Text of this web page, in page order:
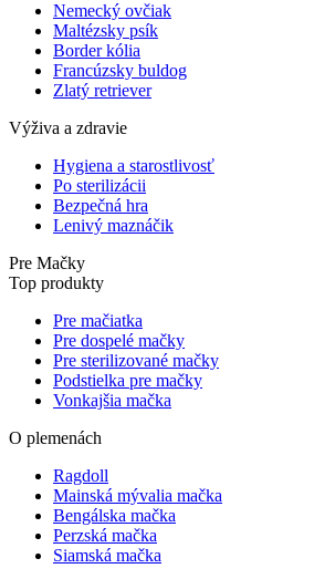
Nemecký ovčiak
Maltézsky psík
Border kólia
Francúzsky buldog
Zlatý retriever
Výživa a zdravie
Hygiena a starostlivosť
Po sterilizácii
Bezpečná hra
Lenivý maznáčik
Pre Mačky
Top produkty
Pre mačiatka
Pre dospelé mačky
Pre sterilizované mačky
Podstielka pre mačky
Vonkajšia mačka
O plemenách
Ragdoll
Mainská mývalia mačka
Bengálska mačka
Perzská mačka
Siamská mačka